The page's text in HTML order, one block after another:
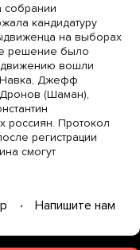
собрании
кандидатуру
на выборах
решение было
вошли
Навка, Джефф
(Шаман),
россиян. Протокол
регистрации
смогут
Напишите нам